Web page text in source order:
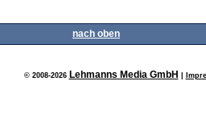
nach oben
© 2008-2026 Lehmanns Media GmbH